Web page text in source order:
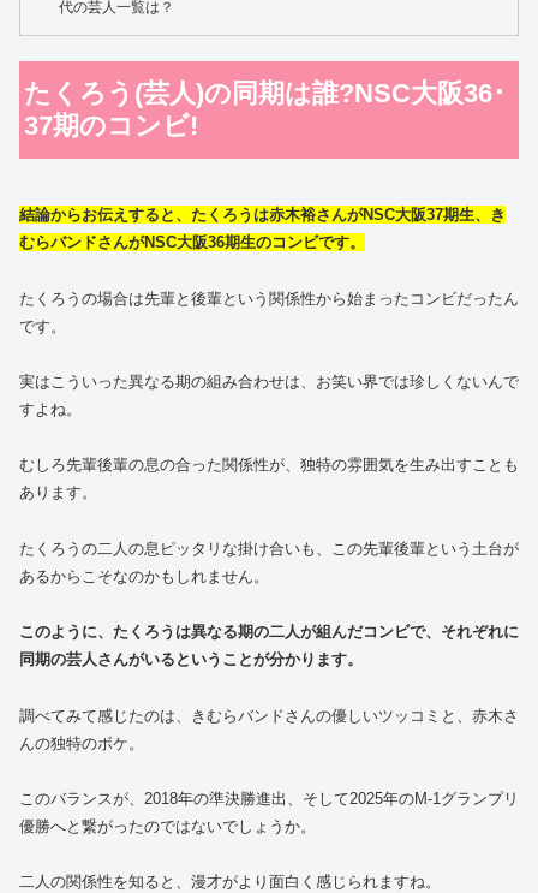
代の芸人一覧は？
たくろう(芸人)の同期は誰?NSC大阪36･
37期のコンビ!
結論からお伝えすると、たくろうは赤木裕さんがNSC大阪37期生、き
むらバンドさんがNSC大阪36期生のコンビです。
たくろうの場合は先輩と後輩という関係性から始まったコンビだったん
です。
実はこういった異なる期の組み合わせは、お笑い界では珍しくないんで
すよね。
むしろ先輩後輩の息の合った関係性が、独特の雰囲気を生み出すことも
あります。
たくろうの二人の息ピッタリな掛け合いも、この先輩後輩という土台が
あるからこそなのかもしれません。
このように、たくろうは異なる期の二人が組んだコンビで、それぞれに
同期の芸人さんがいるということが分かります。
調べてみて感じたのは、きむらバンドさんの優しいツッコミと、赤木さ
んの独特のボケ。
このバランスが、2018年の準決勝進出、そして2025年のM-1グランプリ
優勝へと繋がったのではないでしょうか。
二人の関係性を知ると、漫才がより面白く感じられますね。